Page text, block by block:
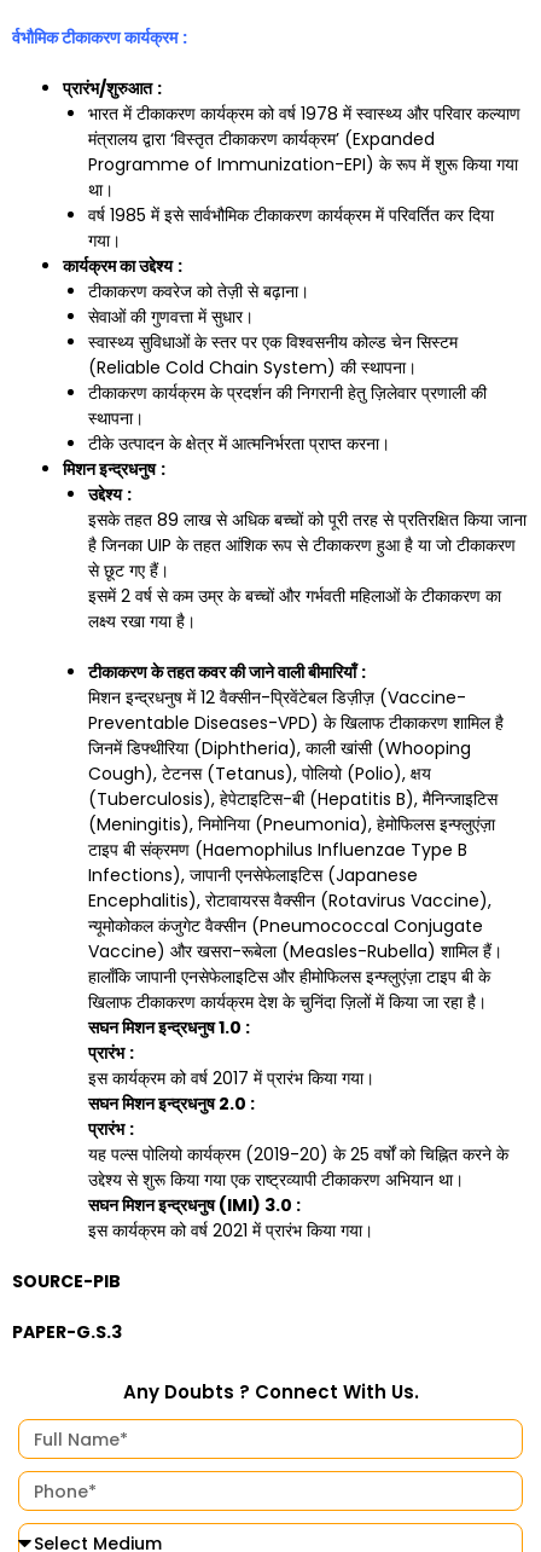
र्वभौमिक टीकाकरण कार्यक्रम :
प्रारंभ/शुरुआत :
भारत में टीकाकरण कार्यक्रम को वर्ष 1978 में स्वास्थ्य और परिवार कल्याण
मंत्रालय द्वारा ‘विस्तृत टीकाकरण कार्यक्रम’ (Expanded
Programme of Immunization-EPI) के रूप में शुरू किया गया
था।
वर्ष 1985 में इसे सार्वभौमिक टीकाकरण कार्यक्रम में परिवर्तित कर दिया
गया।
कार्यक्रम का उद्देश्य :
टीकाकरण कवरेज को तेज़ी से बढ़ाना।
सेवाओं की गुणवत्ता में सुधार।
स्वास्थ्य सुविधाओं के स्तर पर एक विश्वसनीय कोल्ड चेन सिस्टम
(Reliable Cold Chain System) की स्थापना।
टीकाकरण कार्यक्रम के प्रदर्शन की निगरानी हेतु ज़िलेवार प्रणाली की
स्थापना।
टीके उत्पादन के क्षेत्र में आत्मनिर्भरता प्राप्त करना।
मिशन इन्द्रधनुष :
उद्देश्य :
इसके तहत 89 लाख से अधिक बच्चों को पूरी तरह से प्रतिरक्षित किया जाना
है जिनका UIP के तहत आंशिक रूप से टीकाकरण हुआ है या जो टीकाकरण
से छूट गए हैं।
इसमें 2 वर्ष से कम उम्र के बच्चों और गर्भवती महिलाओं के टीकाकरण का
लक्ष्य रखा गया है।
टीकाकरण के तहत कवर की जाने वाली बीमारियाँ :
मिशन इन्द्रधनुष में 12 वैक्सीन-प्रिवेंटेबल डिज़ीज़ (Vaccine-
Preventable Diseases-VPD) के खिलाफ टीकाकरण शामिल है
जिनमें डिफ्थीरिया (Diphtheria), काली खांसी (Whooping
Cough), टेटनस (Tetanus), पोलियो (Polio), क्षय
(Tuberculosis), हेपेटाइटिस-बी (Hepatitis B), मैनिन्जाइटिस
(Meningitis), निमोनिया (Pneumonia), हेमोफिलस इन्फ्लुएंज़ा
टाइप बी संक्रमण (Haemophilus Influenzae Type B
Infections), जापानी एनसेफेलाइटिस (Japanese
Encephalitis), रोटावायरस वैक्सीन (Rotavirus Vaccine),
न्यूमोकोकल कंजुगेट वैक्सीन (Pneumococcal Conjugate
Vaccine) और खसरा-रूबेला (Measles-Rubella) शामिल हैं।
हालाँकि जापानी एनसेफेलाइटिस और हीमोफिलस इन्फ्लुएंज़ा टाइप बी के
खिलाफ टीकाकरण कार्यक्रम देश के चुनिंदा ज़िलों में किया जा रहा है।
सघन मिशन इन्द्रधनुष1.0 :
प्रारंभ :
इस कार्यक्रम को वर्ष 2017 में प्रारंभ किया गया।
सघन मिशन इन्द्रधनुष2.0 :
प्रारंभ :
यह पल्स पोलियो कार्यक्रम (2019-20) के 25 वर्षों को चिह्नित करने के
उद्देश्य से शुरू किया गया एक राष्ट्रव्यापी टीकाकरण अभियान था।
सघन मिशन इन्द्रधनुष (IMI) 3.0 :
इस कार्यक्रम को वर्ष 2021 में प्रारंभ किया गया।
SOURCE-PIB
PAPER-G.S.3
Any Doubts ? Connect With Us.